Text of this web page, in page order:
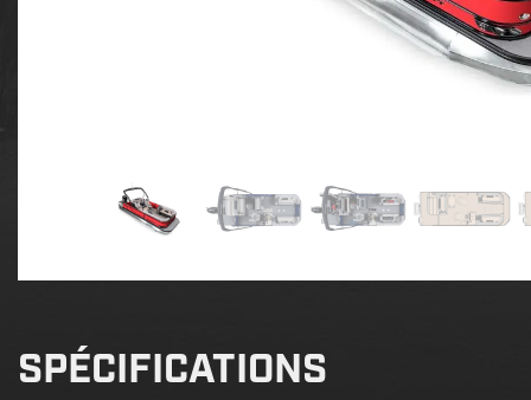
SPÉCIFICATIONS